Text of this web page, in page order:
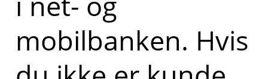
mobilbanken. Hvis